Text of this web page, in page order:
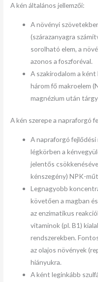
A kén általános jellemzői:
A növényi
(szárazanyagra
sorolható elem, a
azonos a foszforéval.
A szakirodalom a
három fő makroelem
magnézium után
A kén szerepe a napraforgó
A napraforgó fejlődési
légkörben a
jelentős
kénszegény) NPK-
Legnagyobb
követően a magban
az enzimatikus
vitaminok (pl. B1)
rendszerekben.
az olajos növények
hiányukra.
A ként leginkább